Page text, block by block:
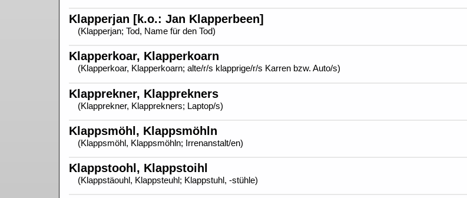
Klapperjan [k.o.: Jan Klapperbeen]
(Klapperjan; Tod, Name für den Tod)
Klapperkoar, Klapperkoarn
(Klapperkoar, Klapperkoarn; alte/r/s klapprige/r/s Karren bzw. Auto/s)
Klapprekner, Klapprekners
(Klapprekner, Klapprekners; Laptop/s)
Klappsmöhl, Klappsmöhln
(Klappsmöhl, Klappsmöhln; Irrenanstalt/en)
Klappstoohl, Klappstoihl
(Klappstäouhl, Klappsteuhl; Klappstuhl, -stühle)